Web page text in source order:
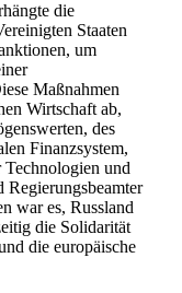
die
Staaten
um
Maßnahmen
Wirtschaft ab,
des
Finanzsystem,
und
Regierungsbeamter
war es, Russland
die Solidarität
die europäische